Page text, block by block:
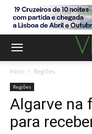
Início Regiões
Regiões
Algarve na
para